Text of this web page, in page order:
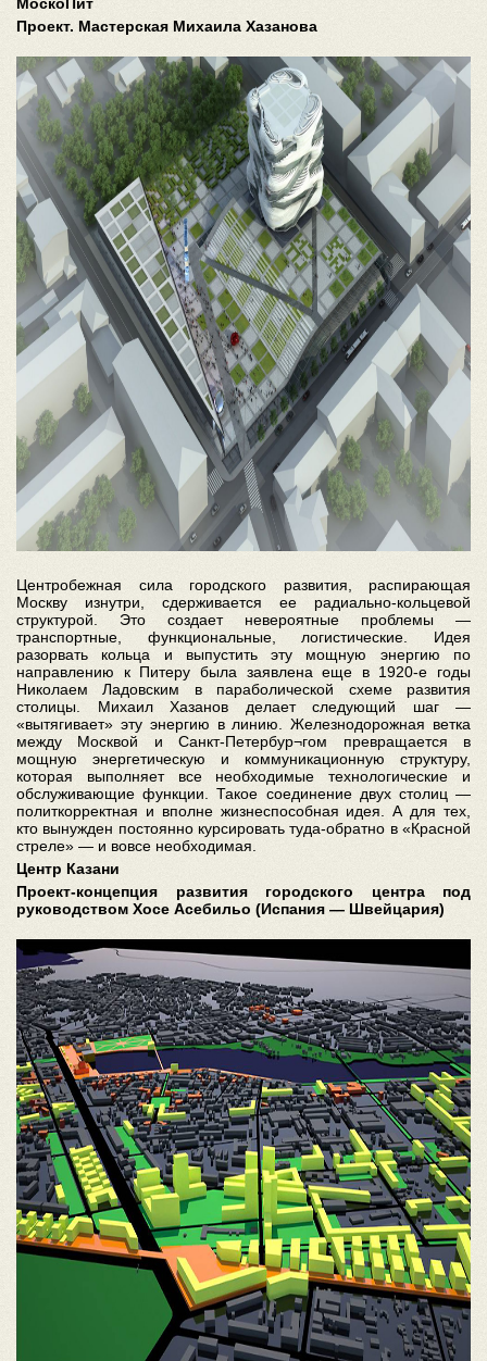
Проект. Мастерская Михаила Хазанова
Центробежная сила городского развития, распирающая
Москву изнутри, сдерживается ее радиально-кольцевой
структурой. Это создает невероятные проблемы —
транспортные, функциональные, логистические. Идея
разорвать кольца и выпустить эту мощную энергию по
направлению к Питеру была заявлена еще в 1920-е годы
Николаем Ладовским в параболической схеме развития
столицы. Михаил Хазанов делает следующий шаг —
«вытягивает» эту энергию в линию. Железнодорожная ветка
между Москвой и Санкт-Петербур¬гом превращается в
мощную энергетическую и коммуникационную структуру,
которая выполняет все необходимые технологические и
обслуживающие функции. Такое соединение двух столиц —
политкорректная и вполне жизнеспособная идея. А для тех,
кто вынужден постоянно курсировать туда-обратно в «Красной
стреле» — и вовсе необходимая.
Центр Казани
Проект-концепция развития городского центра под
руководством Хосе Асебильо (Испания — Швейцария)